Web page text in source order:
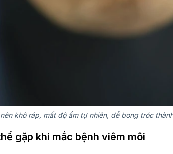
khô ráp, mất độ ẩm tự nhiên, dễ bong tróc
gặp khi mắc bệnh viêm môi